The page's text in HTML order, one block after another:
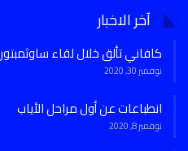
آخر الاخبار
كافاني تألق خلال لقاء
نوفمبر 30, 2020
انطباعات عن أول مراحل الأياب
نوفمبر 8, 2020